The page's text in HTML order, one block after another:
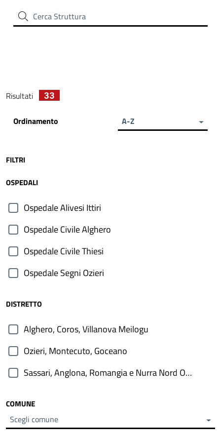
Cerca Struttura
Risultati 33
Ordinamento A-Z
FILTRI
OSPEDALI
Ospedale Alivesi Ittiri
Ospedale Civile Alghero
Ospedale Civile Thiesi
Ospedale Segni Ozieri
DISTRETTO
Alghero, Coros, Villanova Meilogu
Ozieri, Montecuto, Goceano
Sassari, Anglona, Romangia e Nurra Nord Occidentale
COMUNE
Scegli comune